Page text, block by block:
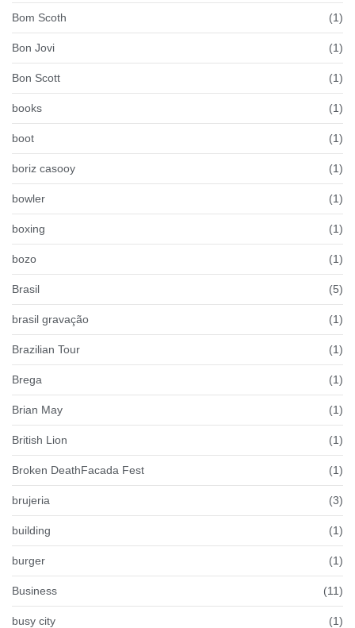
Bom Scoth (1)
Bon Jovi (1)
Bon Scott (1)
books (1)
boot (1)
boriz casooy (1)
bowler (1)
boxing (1)
bozo (1)
Brasil (5)
brasil gravação (1)
Brazilian Tour (1)
Brega (1)
Brian May (1)
British Lion (1)
Broken DeathFacada Fest (1)
brujeria (3)
building (1)
burger (1)
Business (11)
busy city (1)